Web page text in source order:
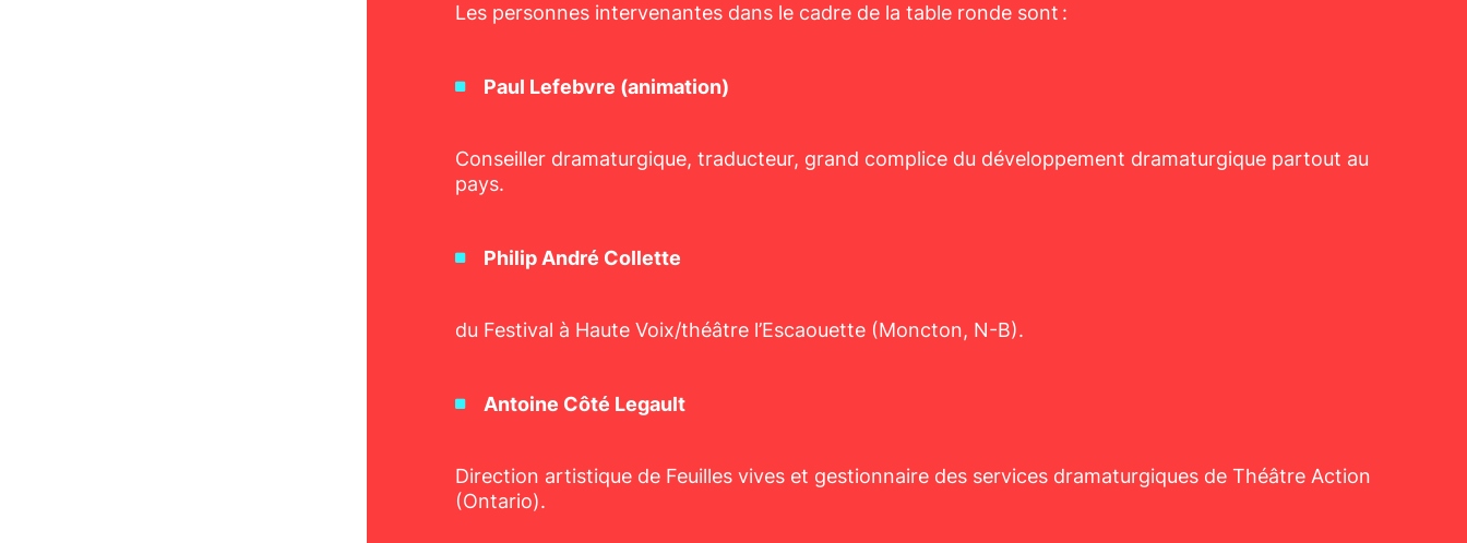
Les personnes intervenantes dans le cadre de la table ronde sont :
Paul Lefebvre (animation)
Conseiller dramaturgique, traducteur, grand complice du développement dramaturgique partout au
pays.
Philip André Collette
du Festival à Haute Voix/théâtre l’Escaouette (Moncton, N-B).
Antoine Côté Legault
Direction artistique de Feuilles vives et gestionnaire des services dramaturgiques de Théâtre Action
(Ontario).